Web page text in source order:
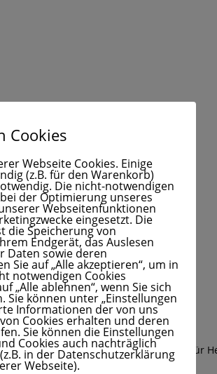
Köln
vom 17.02.1939, Berufsordnung für
Cookies
Webseite Cookies. Einige
(z.B. für den Warenkorb)
Die nicht-notwendigen
der Optimierung unseres
Webseitenfunktionen
eingesetzt. Die
die Speicherung von
Endgerät, das Auslesen
Daten sowie deren
Sie auf „Alle akzeptieren“, um in
notwendigen Cookies
„Alle ablehnen“, wenn Sie sich
Sie können unter „Einstellungen
Informationen der von uns
Cookies erhalten und deren
Sie können die Einstellungen
Cookies auch nachträglich
in der Datenschutzerklärung
Webseite).